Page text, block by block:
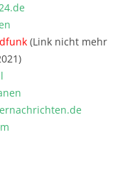
(Link nicht mehr